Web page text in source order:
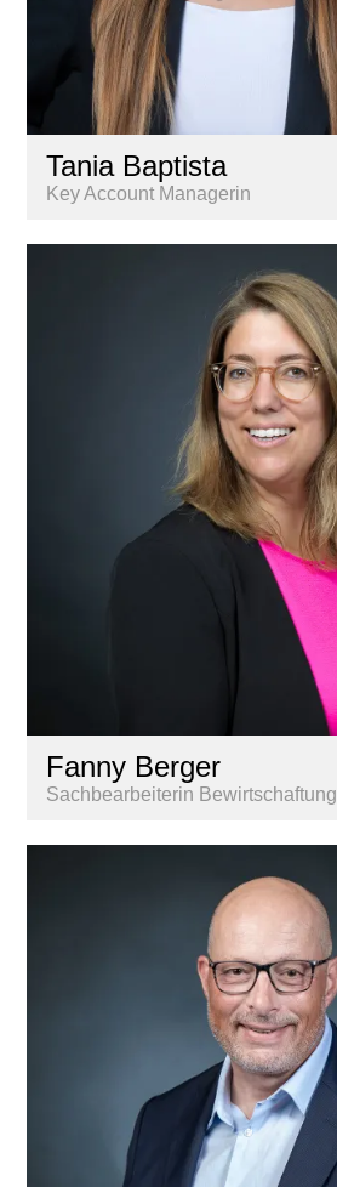
Tania Baptista
Key Account Managerin
Fanny Berger
Sachbearbeiterin Bewirtschaftung